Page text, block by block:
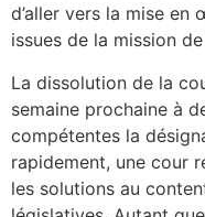
d’aller vers la mise
issues de la mission de
La dissolution de la
semaine prochaine à
compétentes la
rapidement, une cour
les solutions au